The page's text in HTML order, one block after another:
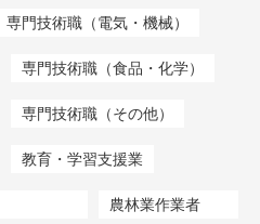
専門技術職（電気・機械）
専門技術職（食品・化学）
専門技術職（その他）
教育・学習支援業
農林業作業者